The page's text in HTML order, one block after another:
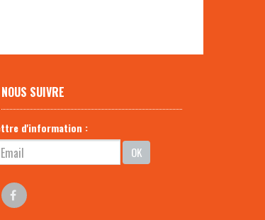
NOUS SUIVRE
d'information :
OK